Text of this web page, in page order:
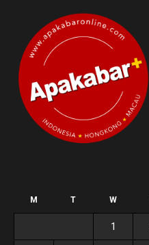
M T W
1